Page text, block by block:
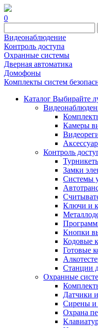
0
Видеонаблюдение
Контроль доступа
Охранные системы
Дверная автоматика
Домофоны
Комплекты систем
Каталог Выбирайте
Камеры
Контроль
Замки
Системы
Ключи и
Кнопки
Кодовые
Готовые
Станции
Охранные
Датчики
Сирены и
Охрана